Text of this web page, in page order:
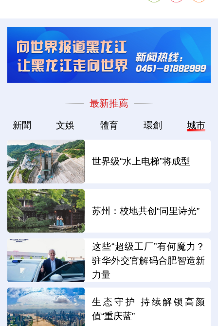
最新推薦
新聞 文娛 體育 環創 城市
世界级“水上电梯”将成型
苏州：校地共创“同里诗光”
这些“超级工厂”有何魔力？
驻华外交官解码合肥智造新
力量
生态守护 持续解锁高颜
值“重庆蓝”